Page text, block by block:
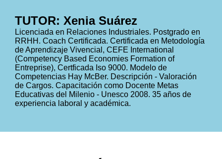
TUTOR: Xenia Suárez
Licenciada en Relaciones Industriales. Postgrado en
RRHH. Coach Certificada. Certificada en Metodología
de Aprendizaje Vivencial, CEFE International
(Competency Based Economies Formation of
Entreprise), Certficada Iso 9000. Modelo de
Competencias Hay McBer. Descripción - Valoración
de Cargos. Capacitación como Docente Metas
Educativas del Milenio - Unesco 2008. 35 años de
experiencia laboral y académica.